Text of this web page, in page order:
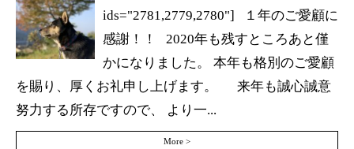
ids="2781,2779,2780"] １年のご愛顧に
感謝！！ 2020年も残すところあと僅
かになりました。 本年も格別のご愛顧
を賜り、厚くお礼申し上げます。 来年も誠心誠意
努力する所存ですので、 より一...
More >